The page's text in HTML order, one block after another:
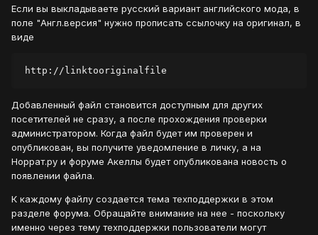
Если вы выкладываете русский вариант английского мода, в
поле "Англ.версия" нужно прописать ссылочку на оригинал, в
виде
http://linktooriginalfile
Добавленный файл становится доступным для других
посетителей не сразу, а после прохождения проверки
администратором. Когда файл будет им проверен и
опубликован, вы получите уведомление в личку, а на
Норрат.ру и форуме Акеллы будет опубликована новость о
появлении файла.
К каждому файлу создается тема техподдержки в этом
разделе форума. Обращайте внимание на нее - поскольку
именно через тему техподдержки пользователи могут